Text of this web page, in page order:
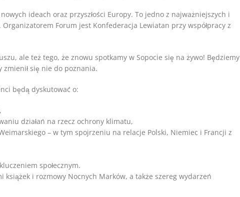
ideach oraz przyszłości Europy. To jedno z najważniejszych i
Forum jest Konfederacja Lewiatan przy współpracy z
ale też tego, że znowu spotkamy w Sopocie się na żywo! Będziemy
się nie do poznania.
będą dyskutować o:
działań na rzecz ochrony klimatu,
– w tym spojrzeniu na relacje Polski, Niemiec i Francji z
społecznym.
książek i rozmowy Nocnych Marków, a także szereg wydarzeń